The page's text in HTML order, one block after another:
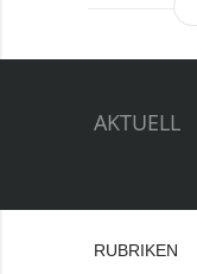
AKTUELL
RUBRIKEN